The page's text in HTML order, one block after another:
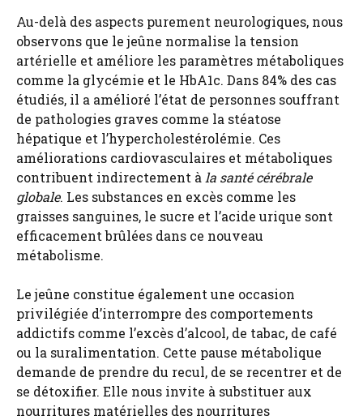
Au-delà des aspects purement neurologiques, nous
observons que le jeûne normalise la tension
artérielle et améliore les paramètres métaboliques
comme la glycémie et le HbA1c. Dans 84% des cas
étudiés, il a amélioré l’état de personnes souffrant
de pathologies graves comme la stéatose
hépatique et l’hypercholestérolémie. Ces
améliorations cardiovasculaires et métaboliques
contribuent indirectement à la santé cérébrale
globale. Les substances en excès comme les
graisses sanguines, le sucre et l’acide urique sont
efficacement brûlées dans ce nouveau
métabolisme.
Le jeûne constitue également une occasion
privilégiée d’interrompre des comportements
addictifs comme l’excès d’alcool, de tabac, de café
ou la suralimentation. Cette pause métabolique
demande de prendre du recul, de se recentrer et de
se détoxifier. Elle nous invite à substituer aux
nourritures matérielles des nourritures